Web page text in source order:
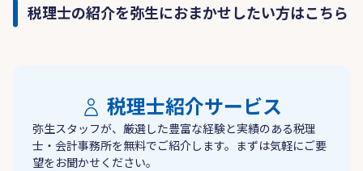
税理士の紹介を弥生におまかせしたい方はこちら
税理士紹介サービス
弥生スタッフが、厳選した豊富な経験と実績のある税理
士・会計事務所を無料でご紹介します。まずは気軽にご要
望をお聞かせください。